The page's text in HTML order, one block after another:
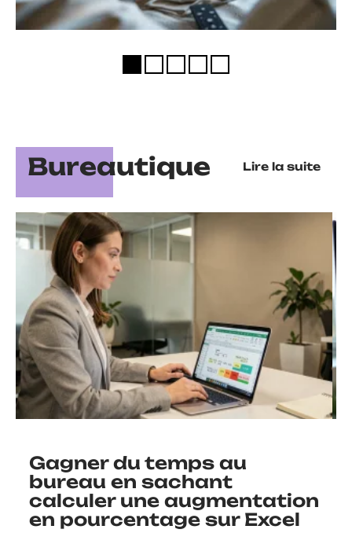
Bureautique Lire la suite
Gagner du temps au
bureau en sachant
calculer une augmentation
en pourcentage sur Excel